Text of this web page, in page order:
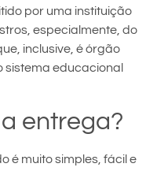
por uma instituição
especialmente, do
inclusive, é órgão
sistema educacional
entrega?
é muito simples, fácil e